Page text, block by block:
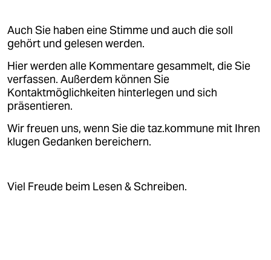
Auch Sie haben eine Stimme und auch die soll
gehört und gelesen werden.
Hier werden alle Kommentare gesammelt, die Sie
verfassen. Außerdem können Sie
Kontaktmöglichkeiten hinterlegen und sich
präsentieren.
Wir freuen uns, wenn Sie die taz.kommune mit Ihren
klugen Gedanken bereichern.
Viel Freude beim Lesen & Schreiben.